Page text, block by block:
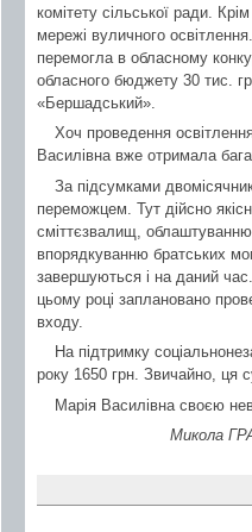
комітету сільської ради.
мережі вуличного
перемогла в обласному
обласного бюджету 30 тис.
«Бершадський».
Хоч проведення
Василівна вже отримала
За підсумками
переможцем. Тут дійсно
сміттєзвалищ, облаштуванню
впорядкуванню братських
завершуються і на даний
цьому році заплановано
входу.
На підтримку
року 1650 грн. Звичайно, ця
Марія Василівна своєю
Микола